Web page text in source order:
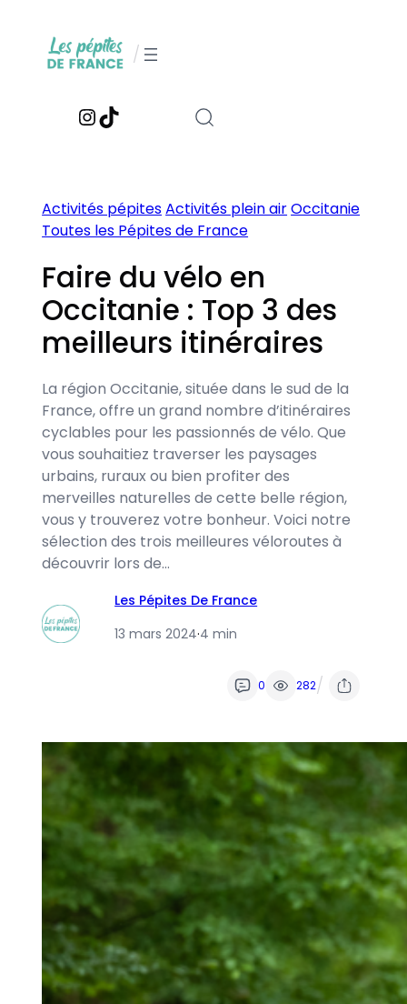
contenu
/
Instagram
TikTok
Activités pépitesActivités plein airOccitanie
Toutes les Pépites de France
Faire du vélo en
Occitanie : Top 3 des
meilleurs itinéraires
La région Occitanie, située dans le sud de la
France, offre un grand nombre d’itinéraires
cyclables pour les passionnés de vélo. Que
vous souhaitiez traverser les paysages
urbains, ruraux ou bien profiter des
merveilles naturelles de cette belle région,
vous y trouverez votre bonheur. Voici notre
sélection des trois meilleures véloroutes à
découvrir lors de…
Les Pépites De France
13 mars 2024·4 min
0 282/